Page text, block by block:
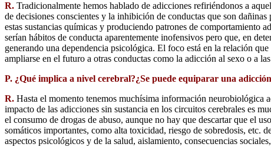
R. Tradicionalmente hemos hablado de adicciones refiriéndonos a
de decisiones conscientes y la inhibición de conductas que son
estas sustancias químicas y produciendo patrones de comportamiento
serían hábitos de conducta aparentemente inofensivos pero que, en
generando una dependencia psicológica. El foco está en la relación
ampliarse en el futuro a otras conductas como la adicción al sexo o a
P. ¿Qué implica a nivel cerebral?¿Se puede equiparar una
R. Hasta el momento tenemos muchísima información neurobiológica
impacto de las adicciones sin sustancia en los circuitos cerebrales es
el consumo de drogas de abuso, aunque no hay que descartar que el
somáticos importantes, como alta toxicidad, riesgo de sobredosis, etc.
aspectos psicológicos y de la salud, aislamiento, consecuencias